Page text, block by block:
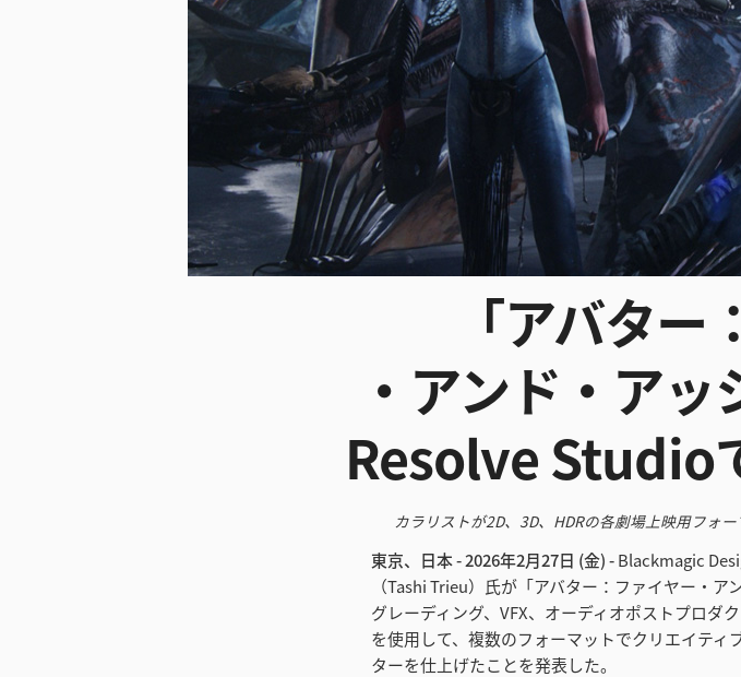
「アバタ
・アンド・アッ
Resolve Studio
カラリストが2D、3D、HDRの各劇場上映用フォ
東京、日本 - 2026年2月27日 (金) -Blackmagic
（Tashi Trieu）氏が「アバター：ファイヤー・
グレーディング、VFX、オーディオポストプロダ
を使用して、複数のフォーマットでクリエイテ
ターを仕上げたことを発表した。